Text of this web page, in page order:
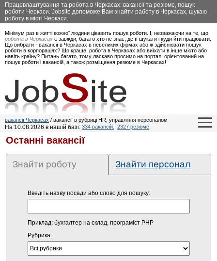
Працевлаштування та робота в Черкасах: вакансії та резюме, пошук
роботи Черкаси. Jobsite допоможе Вам знайти работу в Черкасах, шукаю
роботу в місті Черкаси.
Мінімум раз в житті кожної людини цікавить пошук роботи. І, незважаючи на те, що
робота в Черкасах є завжди, багато хто не знає, де її шукати і куди йти працювати.
Що вибрати - вакансії в Черкасах в невеликих фірмах або ж здійснювати пошук
роботи в корпораціях? Що краще: робота в Черкасах або виїхати в інше місто або
навіть країну? Питань багато, тому ласкаво просимо на портал, орієнтований на
пошук роботи і вакансій, а також розміщення резюме в Черкасах!
вакансії Черкасах / вакансії в рубриці HR, управління персоналом
На 10.08.2026 в нашій базі: 334 вакансій, 2327 резюме
Останні вакансії
Знайти роботу Знайти персонал
Введіть назву посади або слово для пошуку:
Приклад: бухгалтер на склад, програміст PHP
Рубрика: